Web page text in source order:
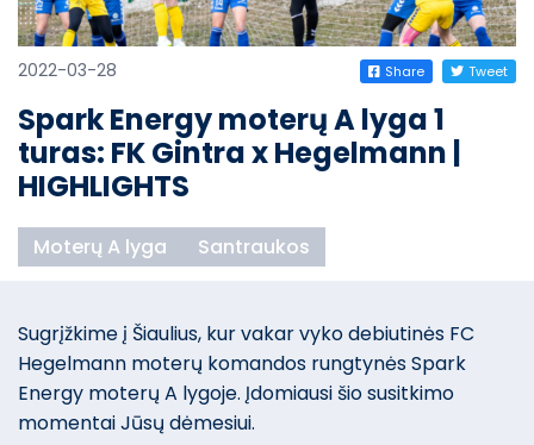
2022-03-28 Share Tweet
Spark Energy moterų A lyga 1
turas: FK Gintra x Hegelmann |
HIGHLIGHTS
Moterų A lyga Santraukos
Sugrįžkime į Šiaulius, kur vakar vyko debiutinės FC
Hegelmann moterų komandos rungtynės Spark
Energy moterų A lygoje. Įdomiausi šio susitkimo
momentai Jūsų dėmesiui.